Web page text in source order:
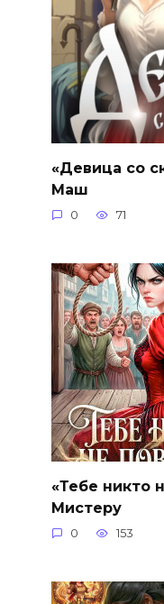
«Девица со
Маш
0 71
«Тебе никто
Мистеру
0 153